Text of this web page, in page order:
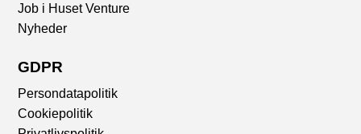
Job i Huset Venture
Nyheder
GDPR
Persondatapolitik
Cookiepolitik